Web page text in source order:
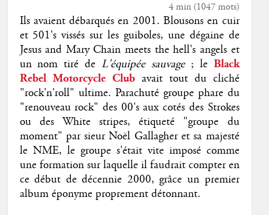
4 min(1047mots)
Ils avaient débarqués en 2001. Blousons en cuir
et 501's vissés sur les guiboles, une dégaine de
Jesus and Mary Chain meets the hell's angels et
un nom tiré de L'équipée sauvage; leBlack
Rebel Motorcycle Club avait tout du cliché
"rock'n'roll" ultime. Parachuté groupe phare du
"renouveau rock" des 00's aux cotés des Strokes
ou des White stripes, étiqueté "groupe du
moment" par sieur Noël Gallagher et sa majesté
le NME, le groupe s'était vite imposé comme
une formation sur laquelle il faudrait compter en
ce début de décennie 2000, grâce un premier
album éponyme proprement détonnant.